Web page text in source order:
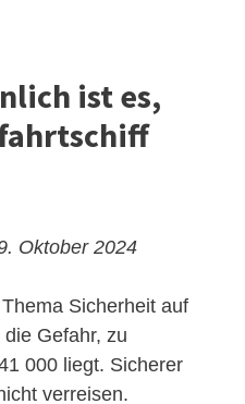
ist es,
Oktober 2024
Sicherheit auf
Gefahr, zu
000 liegt. Sicherer
verreisen.